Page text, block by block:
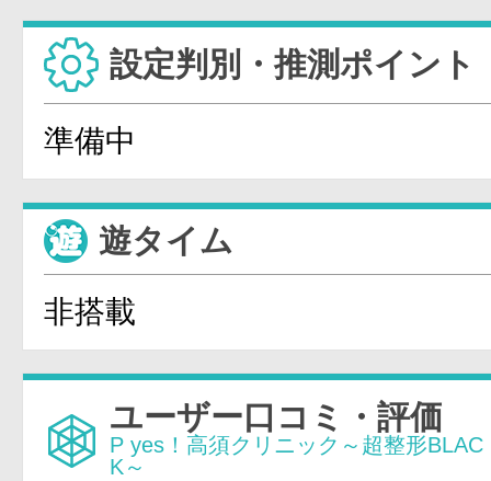
設定判別・推測ポイント
準備中
遊タイム
非搭載
ユーザー口コミ・評価
P yes！高須クリニック～超整形BLAC
K～